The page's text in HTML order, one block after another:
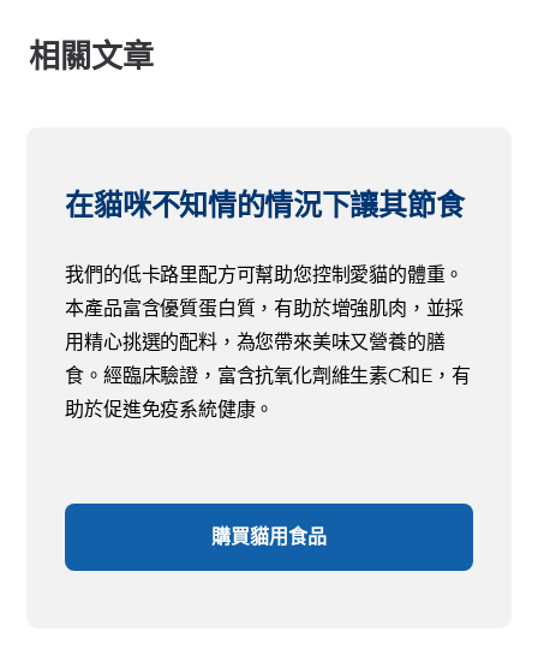
相關文章
在貓咪不知情的情況下讓其節食
我們的低卡路里配方可幫助您控制愛貓的體重。
本產品富含優質蛋白質，有助於增強肌肉，並採
用精心挑選的配料，為您帶來美味又營養的膳
食。經臨床驗證，富含抗氧化劑維生素C和E，有
助於促進免疫系統健康。
購買貓用食品